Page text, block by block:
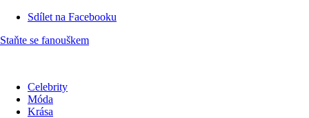
Sdílet na Facebooku
Staňte se fanouškem
Celebrity
Móda
Krása